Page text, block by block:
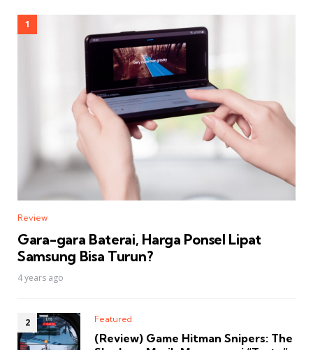
Review
Gara-gara Baterai, Harga Ponsel Lipat
Samsung Bisa Turun?
4 years ago
Featured
(Review) Game Hitman Snipers: The